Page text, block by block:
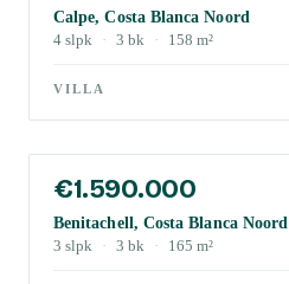
Calpe, Costa Blanca Noord
4 slpk · 3 bk · 158 m²
VILLA
€1.590.000
Benitachell, Costa Blanca Noord
3 slpk · 3 bk · 165 m²